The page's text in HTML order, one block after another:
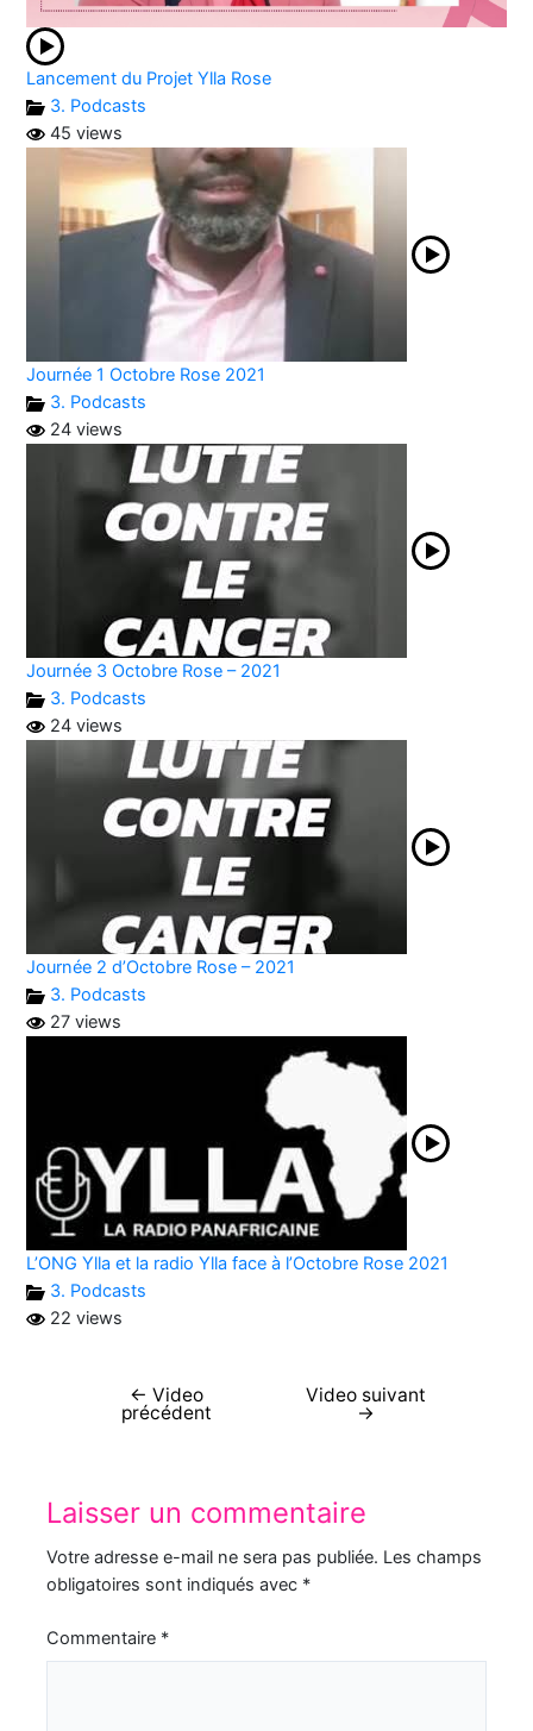
Lancement du Projet Ylla Rose
3. Podcasts
45 views
Journée 1 Octobre Rose 2021
3. Podcasts
24 views
Journée 3 Octobre Rose – 2021
3. Podcasts
24 views
Journée 2 d’Octobre Rose – 2021
3. Podcasts
27 views
L’ONG Ylla et la radio Ylla face à l’Octobre Rose 2021
3. Podcasts
22 views
Navigation
← Video
précédent
Video suivant
→
Laisser un commentaire
Votre adresse e-mail ne sera pas publiée. Les champs
obligatoires sont indiqués avec *
Commentaire *